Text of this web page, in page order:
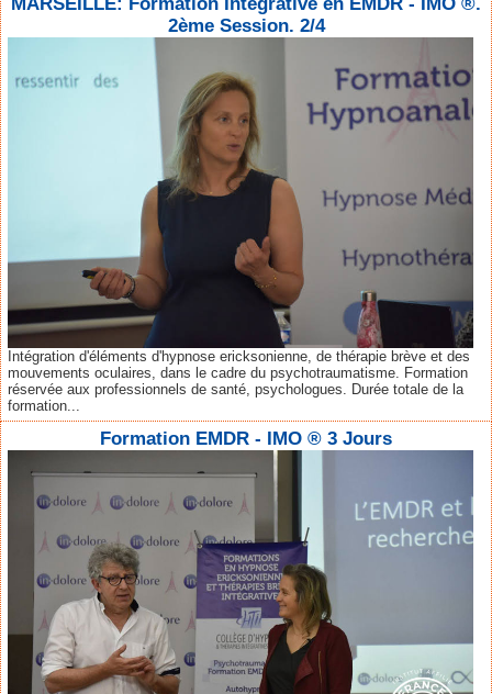
2ème Session. 2/4
Intégration d'éléments d'hypnose ericksonienne, de thérapie brève et des
mouvements oculaires, dans le cadre du psychotraumatisme. Formation
réservée aux professionnels de santé, psychologues. Durée totale de la
formation...
Formation EMDR - IMO ® 3 Jours